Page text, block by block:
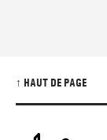
↑ HAUT DE PAGE